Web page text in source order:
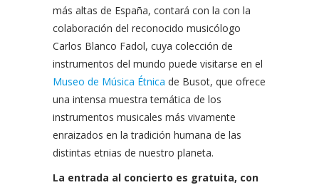
más altas de España, contará con la con la
colaboración del reconocido musicólogo
Carlos Blanco Fadol, cuya colección de
instrumentos del mundo puede visitarse en el
Museo de Música Étnica de Busot, que ofrece
una intensa muestra temática de los
instrumentos musicales más vivamente
enraizados en la tradición humana de las
distintas etnias de nuestro planeta.
La entrada al concierto es gratuita, con